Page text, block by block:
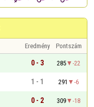
Eredmény
Pontszám
0 - 3 285
-22
1 - 1 291
-6
0 - 2 309
-18